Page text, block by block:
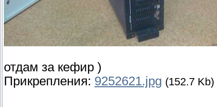
отдам за кефир )
Прикрепления: 9252621.jpg (152.7 Kb)